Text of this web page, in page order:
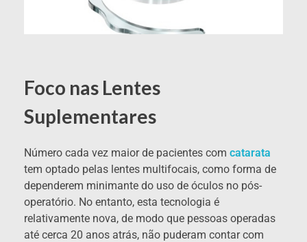
Foco nas Lentes
Suplementares
Número cada vez maior de pacientes com catarata
tem optado pelas lentes multifocais, como forma de
dependerem minimante do uso de óculos no pós-
operatório. No entanto, esta tecnologia é
relativamente nova, de modo que pessoas operadas
até cerca 20 anos atrás, não puderam contar com